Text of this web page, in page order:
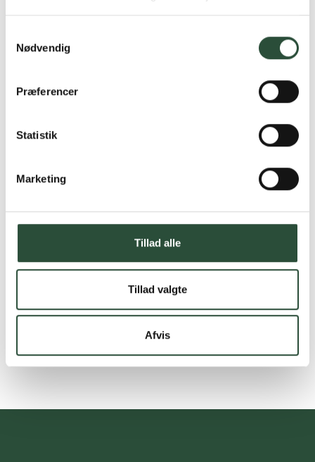
Nødvendig
Præferencer
Statistik
Marketing
Tillad alle
Tillad valgte
Afvis
produkter – altid til fast lav pris.
Læs mere om Uglecare.dk her